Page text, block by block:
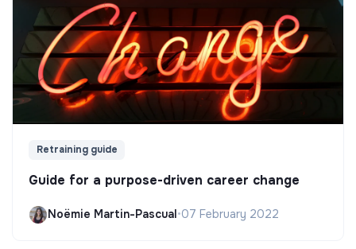
Retraining guide
Guide for a purpose-driven career change
Noëmie Martin-Pascual•07 February 2022